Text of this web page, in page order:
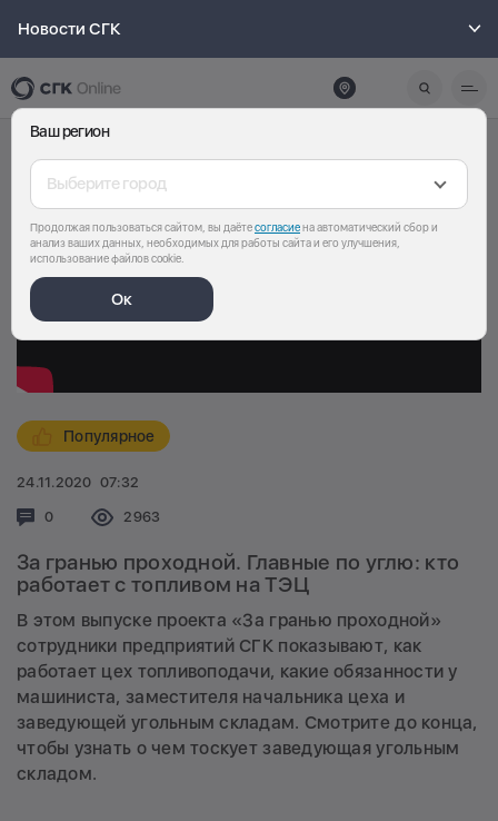
Новости СГК
Ваш регион
Выберите город
Продолжая пользоваться сайтом, вы даётесогласиена автоматический сбор и
анализ ваших данных, необходимых для работы сайта и его улучшения,
использование файлов cookie.
Ок
Популярное
24.11.2020 07:32
Комментариев:
0 Просмотров:
2963
За гранью проходной. Главные по углю: кто
работает с топливом на ТЭЦ
В этом выпуске проекта «За гранью проходной»
сотрудники предприятий СГК показывают, как
работает цех топливоподачи, какие обязанности у
машиниста, заместителя начальника цеха и
заведующей угольным складам. Смотрите до конца,
чтобы узнать о чем тоскует заведующая угольным
складом.